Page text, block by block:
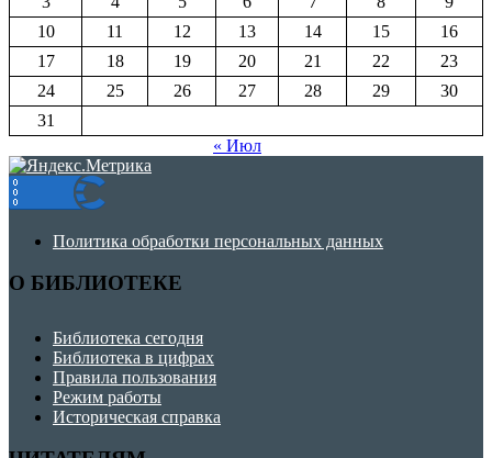
10
11 12 13 14 15
16
17
18 19 20 21 22
23
24
25 26 27 28 29
30
31
« Июл
Политика обработки персональных данных
О БИБЛИОТЕКЕ
Библиотека сегодня
Библиотека в цифрах
Правила пользования
Режим работы
Историческая справка